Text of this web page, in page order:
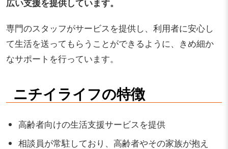
広い支援を提供しています。
専門のスタッフがサービスを提供し、利用者に安心し
て生活を送ってもらうことができるように、きめ細か
なサポートを行っています。
ニチイライフの特徴
高齢者向けの生活支援サービスを提供
相談員が常駐しており、高齢者やその家族が抱え